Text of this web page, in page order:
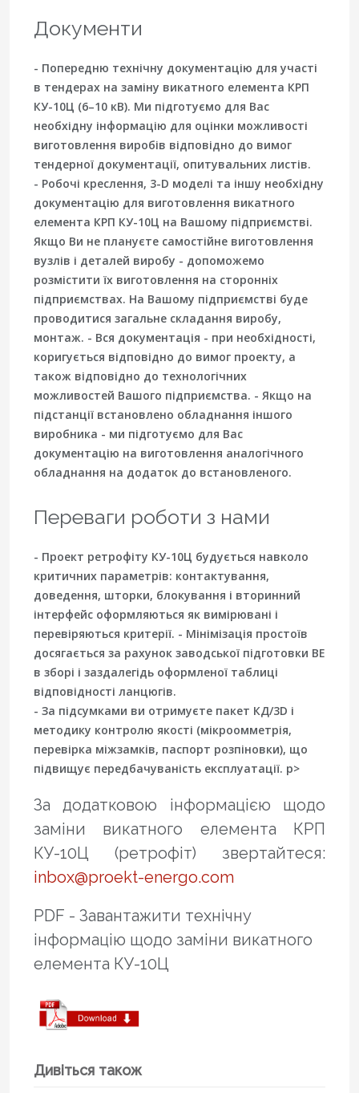
Документи
- Попередню технічну документацію для участі
в тендерах на заміну викатного елемента КРП
КУ-10Ц (6–10 кВ). Ми підготуємо для Вас
необхідну інформацію для оцінки можливості
виготовлення виробів відповідно до вимог
тендерної документації, опитувальних листів.
- Робочі креслення, 3-D моделі та іншу необхідну
документацію для виготовлення викатного
елемента КРП КУ-10Ц на Вашому підприємстві.
Якщо Ви не плануєте самостійне виготовлення
вузлів і деталей виробу - допоможемо
розмістити їх виготовлення на сторонніх
підприємствах. На Вашому підприємстві буде
проводитися загальне складання виробу,
монтаж. - Вся документація - при необхідності,
коригується відповідно до вимог проекту, а
також відповідно до технологічних
можливостей Вашого підприємства. - Якщо на
підстанції встановлено обладнання іншого
виробника - ми підготуємо для Вас
документацію на виготовлення аналогічного
обладнання на додаток до встановленого.
Переваги роботи з нами
- Проект ретрофіту КУ-10Ц будується навколо
критичних параметрів: контактування,
доведення, шторки, блокування і вторинний
інтерфейс оформляються як вимірювані і
перевіряються критерії. - Мінімізація простоїв
досягається за рахунок заводської підготовки ВЕ
в зборі і заздалегідь оформленої таблиці
відповідності ланцюгів.
- За підсумками ви отримуєте пакет КД/3D і
методику контролю якості (мікроомметрія,
перевірка міжзамків, паспорт розпіновки), що
підвищує передбачуваність експлуатації. p>
За додатковою інформацією щодо
заміни викатного елемента КРП
КУ-10Ц (ретрофіт) звертайтеся:
inbox@proekt-energo.com
PDF - Завантажити технічну
інформацію щодо заміни викатного
елемента КУ-10Ц
Дивіться також